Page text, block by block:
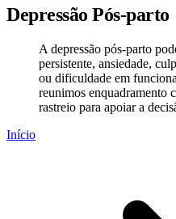
Depressão Pós-parto
A depressão pós-parto
persistente, ansiedade,
ou dificuldade em
reunimos enquadramento
rastreio para apoiar a
Início